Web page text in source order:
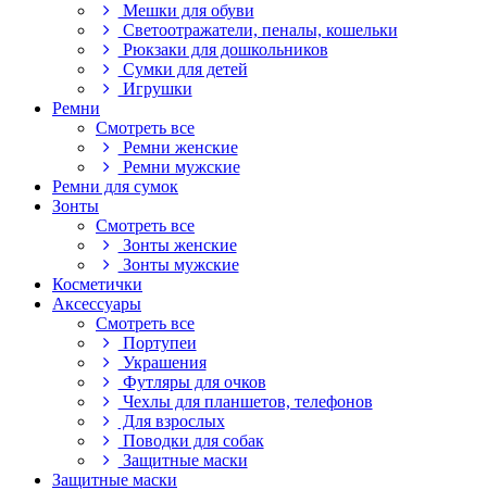
Мешки для обуви
Светоотражатели, пеналы, кошельки
Рюкзаки для дошкольников
Сумки для детей
Игрушки
Ремни
Смотреть все
Ремни женские
Ремни мужские
Ремни для сумок
Зонты
Смотреть все
Зонты женские
Зонты мужские
Косметички
Аксессуары
Смотреть все
Портупеи
Украшения
Футляры для очков
Чехлы для планшетов, телефонов
Для взрослых
Поводки для собак
Защитные маски
Защитные маски